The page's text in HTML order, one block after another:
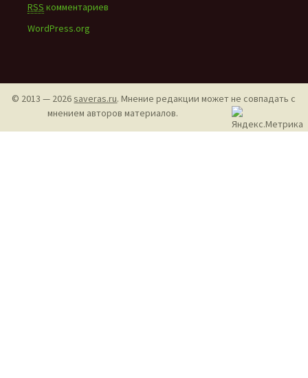
RSS комментариев
WordPress.org
© 2013 — 2026saveras.ru. Мнение редакции может не совпадать с
мнением авторов материалов.